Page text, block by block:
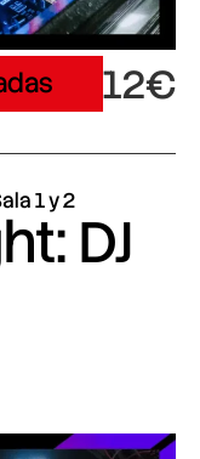
12€
1 y 2
DJ